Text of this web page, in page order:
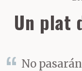
Un plat
No